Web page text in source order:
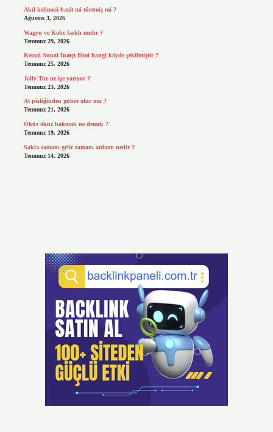
Akıl kelimesi basit mi türemiş mi ?
Ağustos 3, 2026
Wagyu ve Kobe farklı mıdır ?
Temmuz 29, 2026
Kemal Sunal İnatçı filmi hangi köyde çekilmiştir ?
Temmuz 25, 2026
Jolly Tur ne işe yarıyor ?
Temmuz 23, 2026
At pisliğinden gübre olur mu ?
Temmuz 21, 2026
Öküz öküz bakmak ne demek ?
Temmuz 19, 2026
Sakla samanı gelir zamanı anlamı nedir ?
Temmuz 14, 2026